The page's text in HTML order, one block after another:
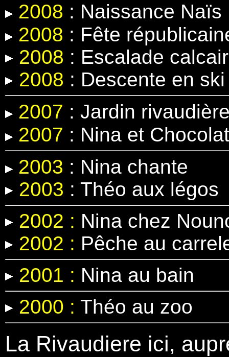
2008 : Naissance Naïs
2008 : Fête
2008 : Escalade
2008 : Descente en
2007 : Jardin
2007 : Nina et Chocolat
2003 : Nina chante
2003 : Théo aux légos
2002 : Nina chez
2002 : Pêche au
2001 : Nina au bain
2000 : Théo au zoo
La Rivaudiere ici,